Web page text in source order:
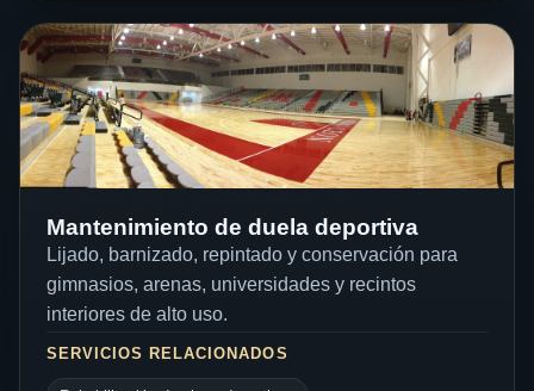
Mantenimiento de duela deportiva
Lijado, barnizado, repintado y conservación para
gimnasios, arenas, universidades y recintos
interiores de alto uso.
SERVICIOS RELACIONADOS